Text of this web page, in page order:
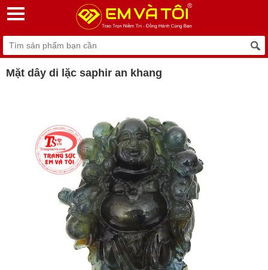
Mặt dây di lặc saphir an khang